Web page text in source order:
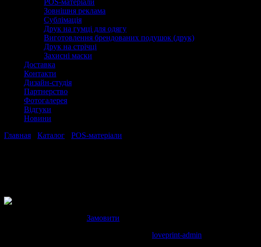
POS-матеріали
Зовнішня реклама
Сублімація
Друк на гумці для одягу
Виготовлення брендованих подушок (друк)
Друк на стрічці
Захисні маски
Доставка
Контакти
Дизайн-студія
Партнерство
Фотогалерея
Відгуки
Новини
Главная
Каталог POS-матеріали
Замовити
loveprint-admin